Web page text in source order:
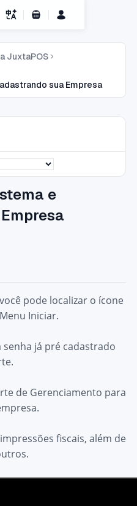
Carrinho de Compras
JuxtaPOS
sua Empresa
e
pode localizar o ícone
Iniciar.
já pré cadastrado
de Gerenciamento para
fiscais, além de